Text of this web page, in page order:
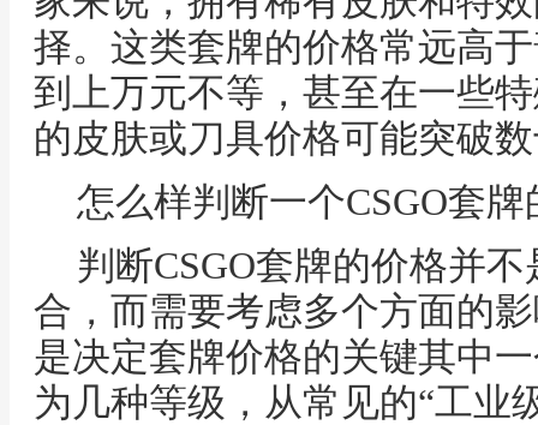
择。这类套牌的价格常远高
到上万元不等，甚至在一些
的皮肤或刀具价格可能突破
怎么样判断一个CSGO套
判断CSGO套牌的价格并
合，而需要考虑多个方面的
是决定套牌价格的关键其中
为几种等级，从常见的“工业